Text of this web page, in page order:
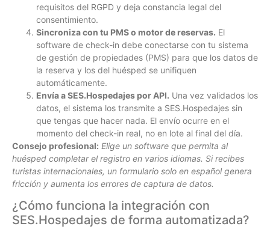
requisitos del RGPD y deja constancia legal del
consentimiento.
Sincroniza con tu PMS o motor de reservas. El
software de check-in debe conectarse con tu sistema
de gestión de propiedades (PMS) para que los datos de
la reserva y los del huésped se unifiquen
automáticamente.
Envía a SES.Hospedajes por API. Una vez validados los
datos, el sistema los transmite a SES.Hospedajes sin
que tengas que hacer nada. El envío ocurre en el
momento del check-in real, no en lote al final del día.
Consejo profesional: Elige un software que permita al
huésped completar el registro en varios idiomas. Si recibes
turistas internacionales, un formulario solo en español genera
fricción y aumenta los errores de captura de datos.
¿Cómo funciona la integración con
SES.Hospedajes de forma automatizada?